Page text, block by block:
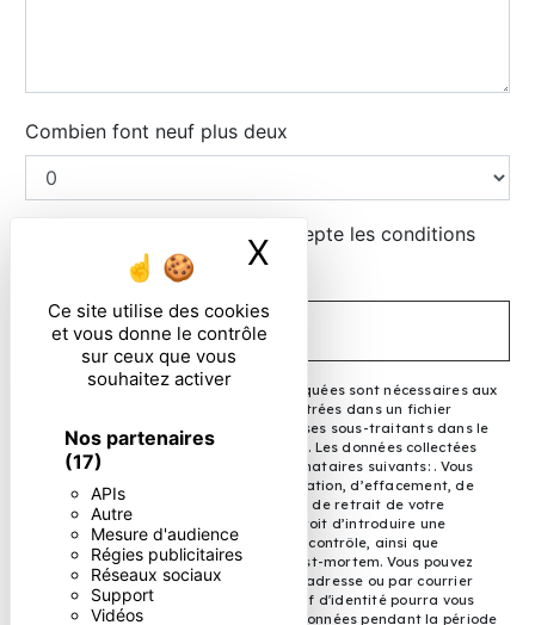
Ce site utilise des cookies
et vous donne le contrôle
sur ceux que vous
souhaitez activer
Nos partenaires
(17)
APIs
Autre
Mesure d'audience
Régies publicitaires
Réseaux sociaux
Support
Vidéos
X Masquer le
Combien font neuf plus deux
En cochant cette case, j'accepte les conditions
particulières ci-dessous **
ENVOYER
** Les données personnelles communiquées sont nécessaires aux
fins de vous contacter et sont enregistrées dans un fichier
informatisé. Elles sont destinées à et ses sous-traitants dans le
seul but de répondre à votre message. Les données collectées
seront communiquées aux seuls destinataires suivants: . Vous
disposez de droits d’accès, de rectification, d’effacement, de
portabilité, de limitation, d’opposition, de retrait de votre
consentement à tout moment et du droit d’introduire une
réclamation auprès d’une autorité de contrôle, ainsi que
d’organiser le sort de vos données post-mortem. Vous pouvez
exercer ces droits par voie postale à l'adresse ou par courrier
électronique à l'adresse . Un justificatif d'identité pourra vous
être demandé. Nous conservons vos données pendant la période